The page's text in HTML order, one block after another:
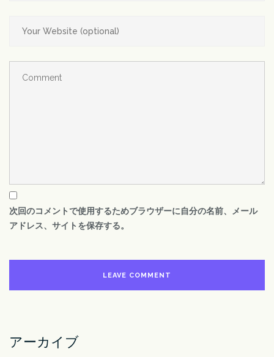
次回のコメントで使用するためブラウザーに自分の名前、メール
アドレス、サイトを保存する。
アーカイブ